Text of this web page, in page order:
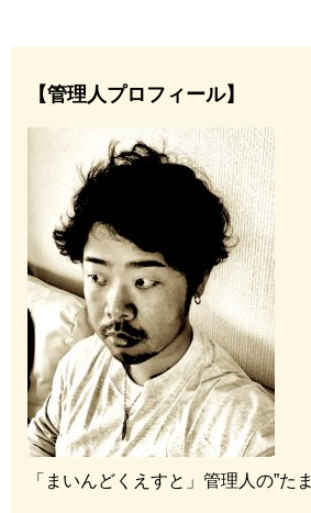
【管理人プロフィール】
「まいんどくえすと」管理人の”たま